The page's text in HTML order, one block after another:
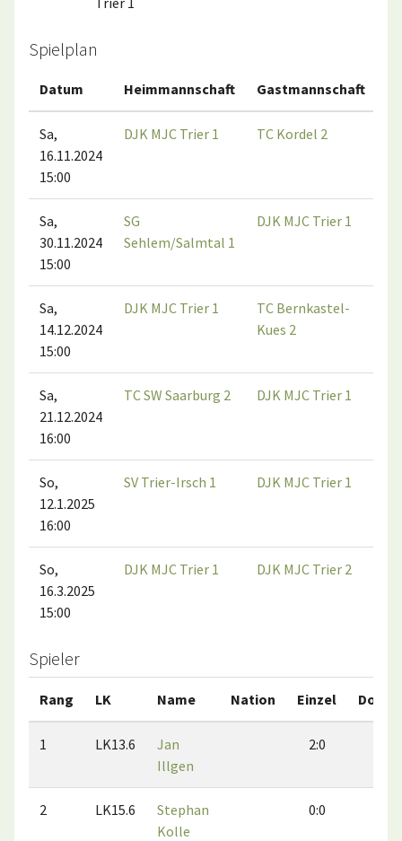
Spielplan
Datum Heimmannschaft Gastmannschaft
Sa,
16.11.2024
15:00
DJK MJC Trier 1 TC Kordel 2
Sa,
30.11.2024
15:00
SG
Sehlem/Salmtal 1
DJK MJC Trier 1
Sa,
14.12.2024
15:00
DJK MJC Trier 1
TC Bernkastel-
Kues 2
Sa,
21.12.2024
16:00
TC SW Saarburg 2 DJK MJC Trier 1
So,
12.1.2025
16:00
SV Trier-Irsch 1 DJK MJC Trier 1
So,
16.3.2025
15:00
DJK MJC Trier 1 DJK MJC Trier 2
Spieler
Rang LK Name Nation Einzel
1 LK13.6
Jan
Illgen
2:0
2 LK15.6
Stephan
Kolle
0:0